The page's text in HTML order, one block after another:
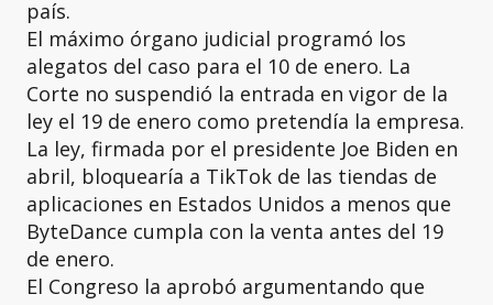
país.
El máximo órgano judicial programó los
alegatos del caso para el 10 de enero. La
Corte no suspendió la entrada en vigor de la
ley el 19 de enero como pretendía la empresa.
La ley, firmada por el presidente Joe Biden en
abril, bloquearía a TikTok de las tiendas de
aplicaciones en Estados Unidos a menos que
ByteDance cumpla con la venta antes del 19
de enero.
El Congreso la aprobó argumentando que